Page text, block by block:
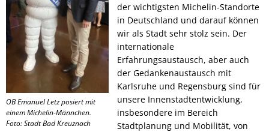
OB Emanuel Letz posiert mit
einem Michelin-Männchen.
Foto: Stadt Bad Kreuznach
der wichtigsten Michelin-Standorte
in Deutschland und darauf können
wir als Stadt sehr stolz sein. Der
internationale
Erfahrungsaustausch, aber auch
der Gedankenaustausch mit
Karlsruhe und Regensburg sind für
unsere Innenstadtentwicklung,
insbesondere im Bereich
Stadtplanung und Mobilität, von